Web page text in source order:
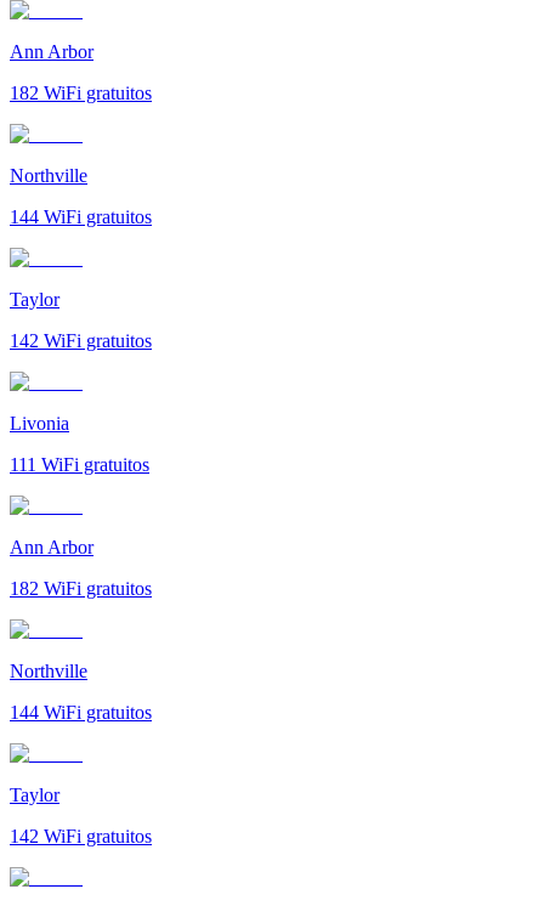
Ann Arbor
182 WiFi gratuitos
Northville
144 WiFi gratuitos
Taylor
142 WiFi gratuitos
Livonia
111 WiFi gratuitos
Ann Arbor
182 WiFi gratuitos
Northville
144 WiFi gratuitos
Taylor
142 WiFi gratuitos